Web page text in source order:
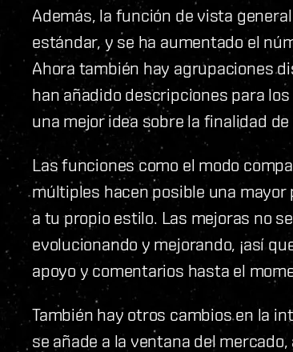
Además, la función de vista
estándar, y se ha aumentado el
Ahora también hay agrupaciones
han añadido descripciones para
una mejor idea sobre la finalidad
Las funciones como el modo
múltiples hacen posible una
a tu propio estilo. Las mejoras no
evolucionando y mejorando, ¡así
apoyo y comentarios hasta el
También hay otros cambios en la
se añade a la ventana del